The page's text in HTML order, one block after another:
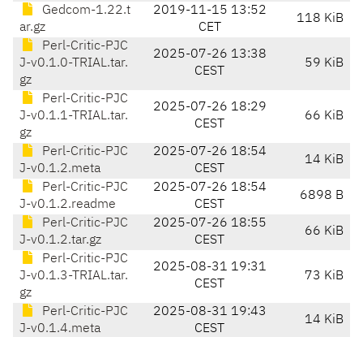
Gedcom-1.22.t
ar.gz
2019-11-15 13:52
CET
118 KiB
Perl-Critic-PJC
J-v0.1.0-TRIAL.tar.
gz
2025-07-26 13:38
CEST
59 KiB
Perl-Critic-PJC
J-v0.1.1-TRIAL.tar.
gz
2025-07-26 18:29
CEST
66 KiB
Perl-Critic-PJC
J-v0.1.2.meta
2025-07-26 18:54
CEST
14 KiB
Perl-Critic-PJC
J-v0.1.2.readme
2025-07-26 18:54
CEST
6898 B
Perl-Critic-PJC
J-v0.1.2.tar.gz
2025-07-26 18:55
CEST
66 KiB
Perl-Critic-PJC
J-v0.1.3-TRIAL.tar.
gz
2025-08-31 19:31
CEST
73 KiB
Perl-Critic-PJC
J-v0.1.4.meta
2025-08-31 19:43
CEST
14 KiB